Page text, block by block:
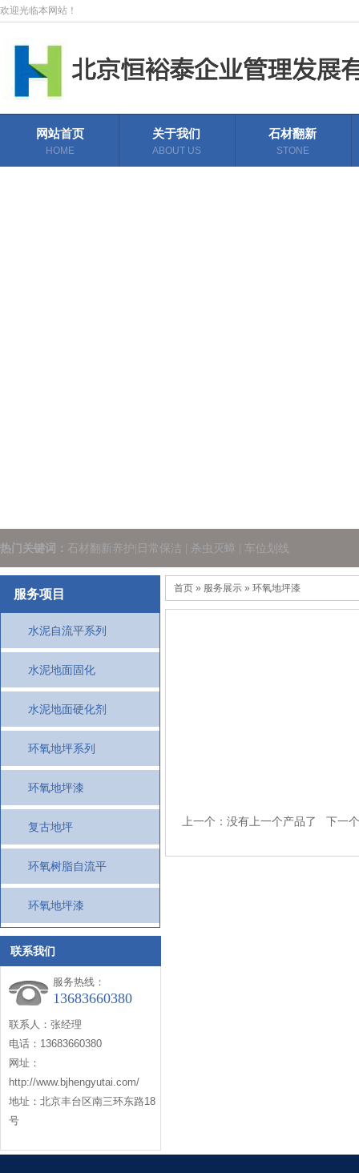
欢迎光临本网站！
网站首页
HOME
关于我们
ABOUT US
石材翻新
STONE
热门关键词： 石材翻新养护|日常保洁 | 杀虫灭蟑 | 车位划线
服务项目
水泥自流平系列
水泥地面固化
水泥地面硬化剂
环氧地坪系列
环氧地坪漆
复古地坪
环氧树脂自流平
环氧地坪漆
联系我们
服务热线：
13683660380
联系人：张经理
电话：13683660380
网址：
http://www.bjhengyutai.com/
地址：北京丰台区南三环东路18
号
首页 » 服务展示 » 环氧地坪漆
上一个：没有上一个产品了 下一